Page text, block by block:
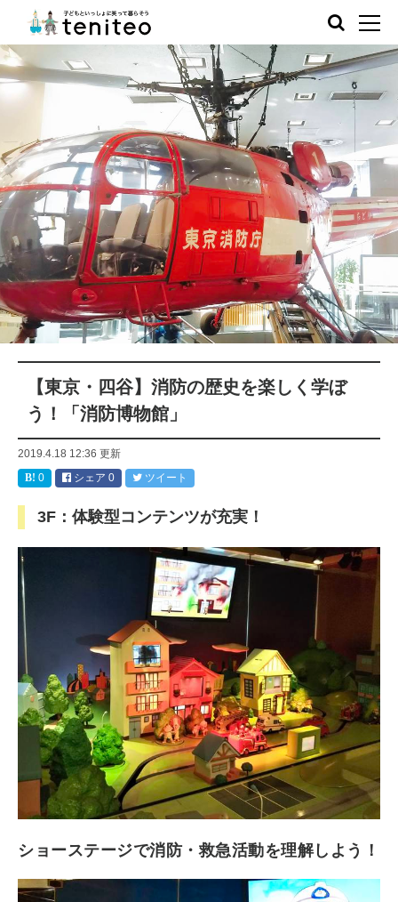
【東京・四谷】消防の歴史を楽しく学ぼ
う！「消防博物館」
2019.4.18 12:36 更新
0
シェア 0 ツイート
3F：体験型コンテンツが充実！
ショーステージで消防・救急活動を理解しよう！